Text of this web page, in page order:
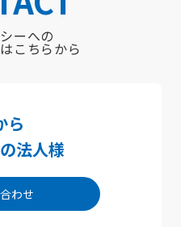
ーへの
こちらから
ら
の法人様
わせ